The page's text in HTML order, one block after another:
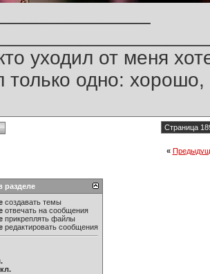
уходил от меня
только одно:
Страница
«
разделе
создавать темы
отвечать на сообщения
прикреплять файлы
редактировать сообщения